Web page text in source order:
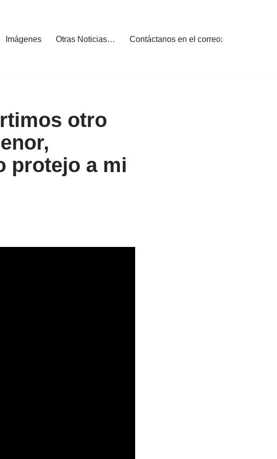
Imágenes Otras Noticias… Contáctanos en el correo:
otro
protejo a mi